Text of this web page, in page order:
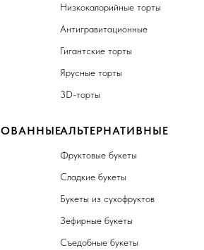
Низкокалорийные торты
Антигравитационные
Гигантские торты
Ярусные торты
3D-торты
АЛЬТЕРНАТИВНЫЕ
Фруктовые букеты
Сладкие букеты
Букеты из сухофруктов
Зефирные букеты
Съедобные букеты